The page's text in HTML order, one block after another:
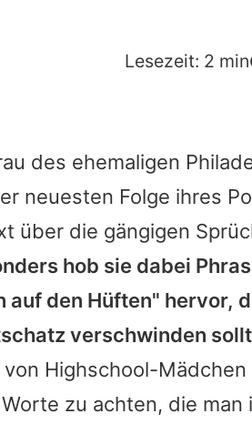
Lesezeit: 2 min
des ehemaligen
neuesten Folge ihres
über die gängigen
hob sie dabei
auf den Hüften" hervor,
verschwinden
Highschool-Mädchen
zu achten, die man